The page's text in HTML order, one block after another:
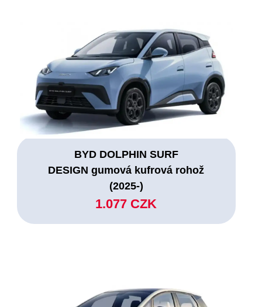
BYD DOLPHIN SURF
DESIGN gumová kufrová rohož
(2025-)
1.077 CZK